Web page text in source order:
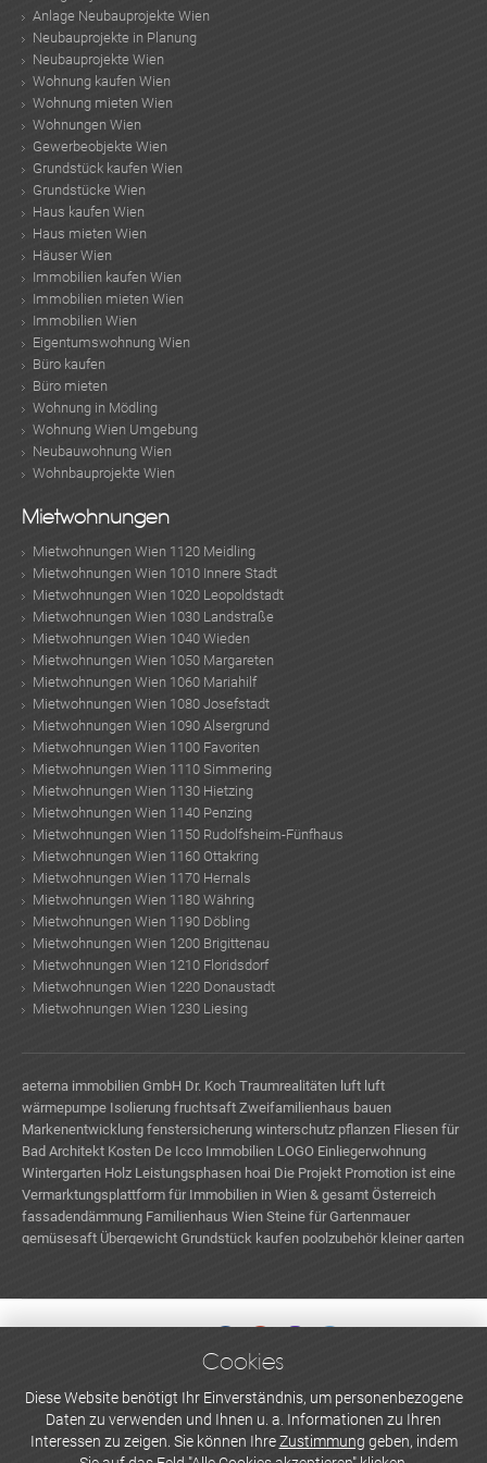
Anlage Neubauprojekte Wien
Neubauprojekte in Planung
Neubauprojekte Wien
Wohnung kaufen Wien
Wohnung mieten Wien
Wohnungen Wien
Gewerbeobjekte Wien
Grundstück kaufen Wien
Grundstücke Wien
Haus kaufen Wien
Haus mieten Wien
Häuser Wien
Immobilien kaufen Wien
Immobilien mieten Wien
Immobilien Wien
Eigentumswohnung Wien
Büro kaufen
Büro mieten
Wohnung in Mödling
Wohnung Wien Umgebung
Neubauwohnung Wien
Wohnbauprojekte Wien
Mietwohnungen
Mietwohnungen Wien 1120 Meidling
Mietwohnungen Wien 1010 Innere Stadt
Mietwohnungen Wien 1020 Leopoldstadt
Mietwohnungen Wien 1030 Landstraße
Mietwohnungen Wien 1040 Wieden
Mietwohnungen Wien 1050 Margareten
Mietwohnungen Wien 1060 Mariahilf
Mietwohnungen Wien 1080 Josefstadt
Mietwohnungen Wien 1090 Alsergrund
Mietwohnungen Wien 1100 Favoriten
Mietwohnungen Wien 1110 Simmering
Mietwohnungen Wien 1130 Hietzing
Mietwohnungen Wien 1140 Penzing
Mietwohnungen Wien 1150 Rudolfsheim-Fünfhaus
Mietwohnungen Wien 1160 Ottakring
Mietwohnungen Wien 1170 Hernals
Mietwohnungen Wien 1180 Währing
Mietwohnungen Wien 1190 Döbling
Mietwohnungen Wien 1200 Brigittenau
Mietwohnungen Wien 1210 Floridsdorf
Mietwohnungen Wien 1220 Donaustadt
Mietwohnungen Wien 1230 Liesing
aeterna immobilien GmbH Dr. Koch Traumrealitäten luft luft
wärmepumpe Isolierung fruchtsaft Zweifamilienhaus bauen
Markenentwicklung fenstersicherung winterschutz pflanzen Fliesen für
Bad Architekt Kosten De Icco Immobilien LOGO Einliegerwohnung
Wintergarten Holz Leistungsphasen hoai Die Projekt Promotion ist eine
Vermarktungsplattform für Immobilien in Wien & gesamt Österreich
fassadendämmung Familienhaus Wien Steine für Gartenmauer
gemüsesaft Übergewicht Grundstück kaufen poolzubehör kleiner garten
WERBEN UND INSERIEREN
Newsletter abonnieren
Cookies
Diese Website benötigt Ihr Einverständnis, um personenbezogene
Daten zu verwenden und Ihnen u. a. Informationen zu Ihren
Interessen zu zeigen. Sie können IhreZustimmung geben, indem